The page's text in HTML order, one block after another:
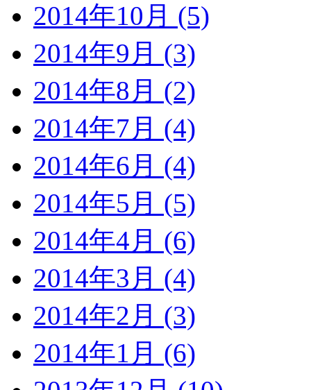
2014年10月 (5)
2014年9月 (3)
2014年8月 (2)
2014年7月 (4)
2014年6月 (4)
2014年5月 (5)
2014年4月 (6)
2014年3月 (4)
2014年2月 (3)
2014年1月 (6)